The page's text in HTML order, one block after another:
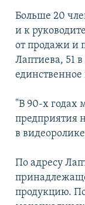
Больше 20
и к
от продажи и
Лаптиева, 51
единственное
"В 90-х годах
предприятия
в
По адресу
продукцию.